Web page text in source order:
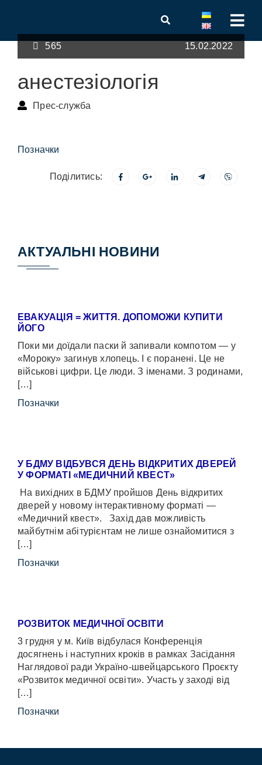
565 15.02.2022
анестезіологія
Прес-служба
Позначки
Поділитись:
АКТУАЛЬНІ НОВИНИ
ЕВАКУАЦІЯ = ЖИТТЯ. ДОПОМОЖИ КУПИТИ
ЙОГО
Поки ми доїдали паски й запивали компотом — у
«Мороку» загинув хлопець. І є поранені. Це не
військові цифри. Це люди. З іменами. З родинами,
[…]
Позначки
У БДМУ ВІДБУВСЯ ДЕНЬ ВІДКРИТИХ ДВЕРЕЙ
У ФОРМАТІ «МЕДИЧНИЙ КВЕСТ»
На вихідних в БДМУ пройшов День відкритих
дверей у новому інтерактивному форматі —
«Медичний квест». Захід дав можливість
майбутнім абітурієнтам не лише ознайомитися з
[…]
Позначки
РОЗВИТОК МЕДИЧНОЇ ОСВІТИ
3 грудня у м. Київ відбулася Конференція
досягнень і наступних кроків в рамках Засідання
Наглядової ради Україно-швейцарського Проєкту
«Розвиток медичної освіти». Участь у заході від
[…]
Позначки